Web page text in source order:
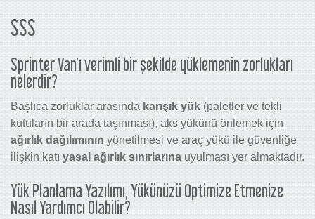
SSS
Sprinter Van’ı verimli bir şekilde yüklemenin zorlukları
nelerdir?
Başlıca zorluklar arasında karışık yük (paletler ve tekli
kutuların bir arada taşınması), aks yükünü önlemek için
ağırlık dağılımının yönetilmesi ve araç yükü ile güvenliğe
ilişkin katı yasal ağırlık sınırlarına uyulması yer almaktadır.
Yük Planlama Yazılımı, Yükünüzü Optimize Etmenize
Nasıl Yardımcı Olabilir?